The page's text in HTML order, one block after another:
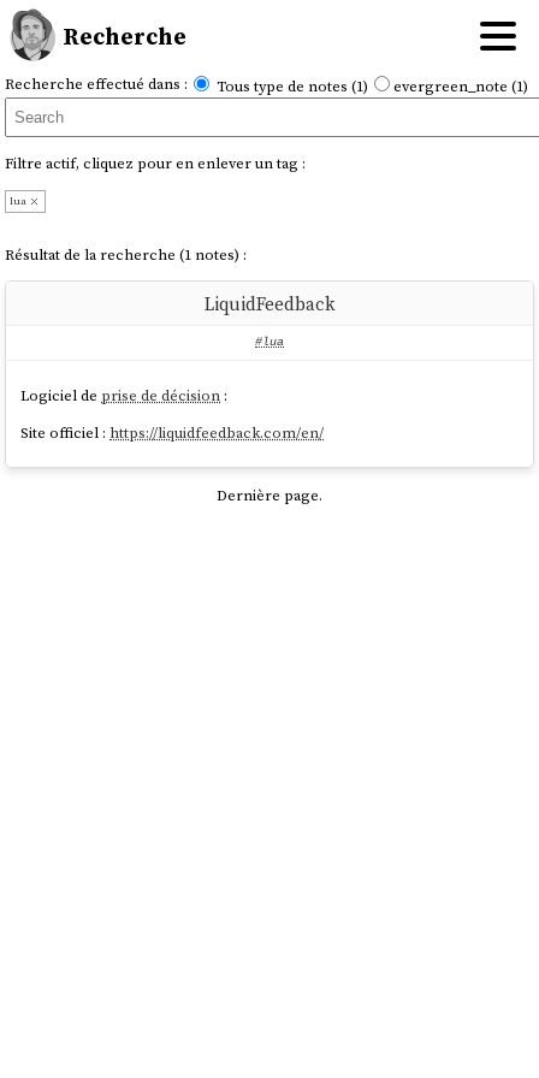
Recherche
Recherche effectué dans : Tous type de notes (1) evergreen_note (1)
Filtre actif, cliquez pour en enlever un tag :
lua
Résultat de la recherche (1 notes) :
LiquidFeedback
#lua
Logiciel de prise de décision :
Site officiel : https://liquidfeedback.com/en/
Dernière page.